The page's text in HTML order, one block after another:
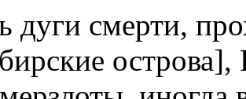
дуги смерти,